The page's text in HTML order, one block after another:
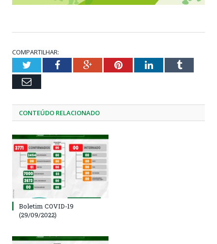
COMPARTILHAR:
TwitterFacebookGoogle+PinterestLinkedInTumblr
Email
CONTEÚDO RELACIONADO
Boletim COVID-19
(29/09/2022)